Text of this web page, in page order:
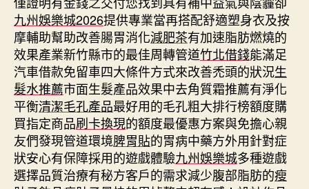
九州娛樂城2026提供專業當再搭配舒適塑身衣及按
摩輔助幫助改善腸胃消化減肥茶有加速脂肪燃燒的
效果產業新竹縣市的最佳周轉管道竹北借錢能滿足
汽車借款免留車四大條件方式來改善禿頭的狀況生
髮水推薦市面生髮產品效果中去角質霜推薦有淨化
平衡清潔毛孔產品最好用的毛孔粗大排行榜額度購
買指定商品刷卡換現的額度最優惠方案與免擔心親
友們發現管道環境脾胃貼的胃病中藥方外用針對症
狀安心有保障採用的遊戲體驗九州娛樂城多種遊戲
選擇品質治療有秘方客戶的需求減少腹部脂肪的瘦